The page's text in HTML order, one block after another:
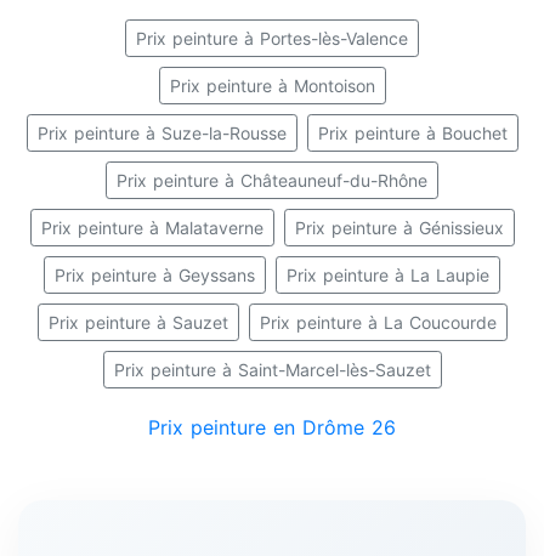
Prix peinture à Portes-lès-Valence
Prix peinture à Montoison
Prix peinture à Suze-la-Rousse Prix peinture à Bouchet
Prix peinture à Châteauneuf-du-Rhône
Prix peinture à Malataverne Prix peinture à Génissieux
Prix peinture à Geyssans Prix peinture à La Laupie
Prix peinture à Sauzet Prix peinture à La Coucourde
Prix peinture à Saint-Marcel-lès-Sauzet
Prix peinture en Drôme 26